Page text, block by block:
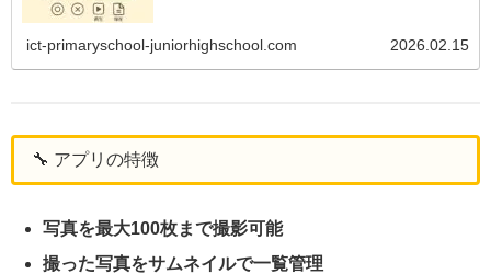
ict-primaryschool-juniorhighschool.com 2026.02.15
🔧 アプリの特徴
写真を最大100枚まで撮影可能
撮った写真をサムネイルで一覧管理